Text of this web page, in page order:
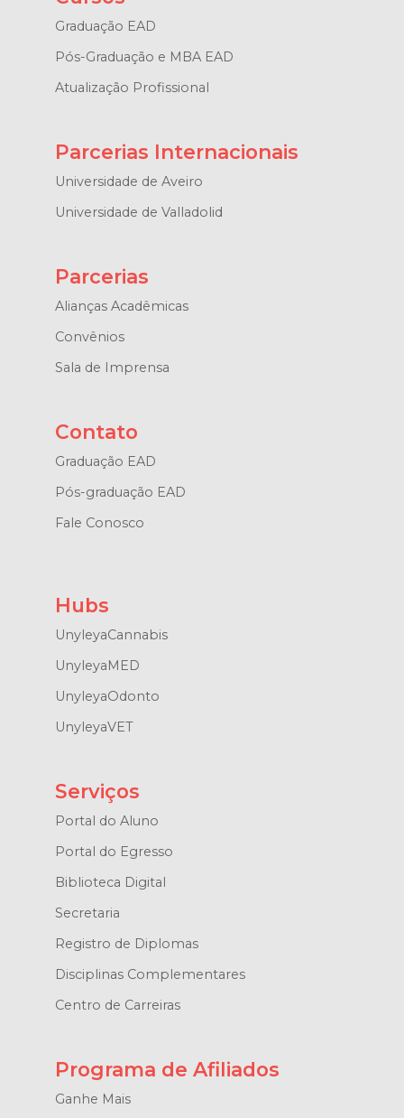
Graduação EAD
Pós-Graduação e MBA EAD
Atualização Profissional
Parcerias Internacionais
Universidade de Aveiro
Universidade de Valladolid
Parcerias
Alianças Acadêmicas
Convênios
Sala de Imprensa
Contato
Graduação EAD
Pós-graduação EAD
Fale Conosco
Hubs
UnyleyaCannabis
UnyleyaMED
UnyleyaOdonto
UnyleyaVET
Serviços
Portal do Aluno
Portal do Egresso
Biblioteca Digital
Secretaria
Registro de Diplomas
Disciplinas Complementares
Centro de Carreiras
Programa de Afiliados
Ganhe Mais